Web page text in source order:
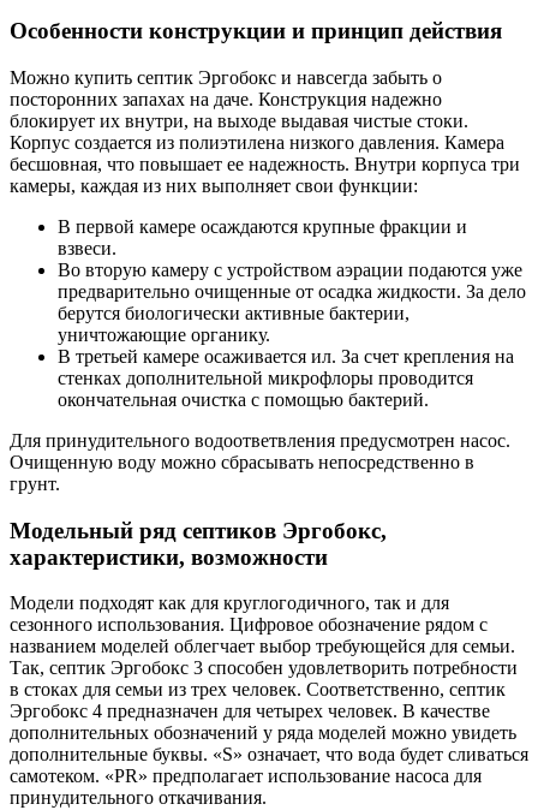
Особенности конструкции и принцип действия
Можно купить септик Эргобокс и навсегда забыть о
посторонних запахах на даче. Конструкция надежно
блокирует их внутри, на выходе выдавая чистые стоки.
Корпус создается из полиэтилена низкого давления. Камера
бесшовная, что повышает ее надежность. Внутри корпуса три
камеры, каждая из них выполняет свои функции:
В первой камере осаждаются крупные фракции и
взвеси.
Во вторую камеру с устройством аэрации подаются уже
предварительно очищенные от осадка жидкости. За дело
берутся биологически активные бактерии,
уничтожающие органику.
В третьей камере осаживается ил. За счет крепления на
стенках дополнительной микрофлоры проводится
окончательная очистка с помощью бактерий.
Для принудительного водоответвления предусмотрен насос.
Очищенную воду можно сбрасывать непосредственно в
грунт.
Модельный ряд септиков Эргобокс,
характеристики, возможности
Модели подходят как для круглогодичного, так и для
сезонного использования. Цифровое обозначение рядом с
названием моделей облегчает выбор требующейся для семьи.
Так, септик Эргобокс 3 способен удовлетворить потребности
в стоках для семьи из трех человек. Соответственно, септик
Эргобокс 4 предназначен для четырех человек. В качестве
дополнительных обозначений у ряда моделей можно увидеть
дополнительные буквы. «S» означает, что вода будет сливаться
самотеком. «PR» предполагает использование насоса для
принудительного откачивания.